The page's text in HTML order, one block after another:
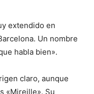
extendido en
Un nombre
habla bien».
claro, aunque
«Mireille». Su